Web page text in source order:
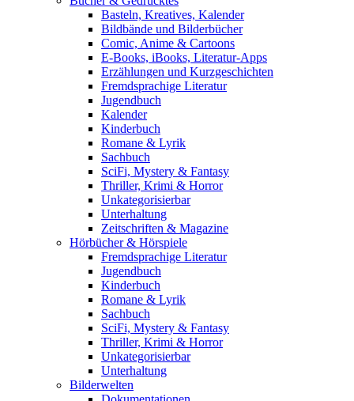
Basteln, Kreatives, Kalender
Bildbände und Bilderbücher
Comic, Anime & Cartoons
E-Books, iBooks, Literatur-Apps
Erzählungen und Kurzgeschichten
Fremdsprachige Literatur
Jugendbuch
Kalender
Kinderbuch
Romane & Lyrik
Sachbuch
SciFi, Mystery & Fantasy
Thriller, Krimi & Horror
Unkategorisierbar
Unterhaltung
Zeitschriften & Magazine
Hörbücher & Hörspiele
Fremdsprachige Literatur
Jugendbuch
Kinderbuch
Romane & Lyrik
Sachbuch
SciFi, Mystery & Fantasy
Thriller, Krimi & Horror
Unkategorisierbar
Unterhaltung
Bilderwelten